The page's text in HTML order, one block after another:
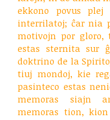
ekkono povus
interrilatoj; ĉar nia
motivojn por
estas sternita sur
doktrino de la
tiuj mondoj, kie
pasinteco estas
memoras siajn
memoras tion,